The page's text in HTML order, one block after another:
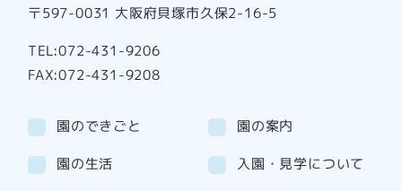
〒597-0031 大阪府貝塚市久保2-16-5
TEL:072-431-9206
FAX:072-431-9208
園のできごと 園の案内
園の生活 入園・見学について